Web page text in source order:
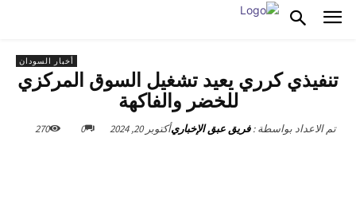
أخبار السودان
تنفيذي كرري يعيد تشغيل السوق المركزي
للخضر والفاكهة
تم الاعداد بواسطة : فريق عبق الإخباريأكتوبر 20, 2024 0
270